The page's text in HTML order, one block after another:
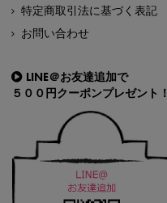
特定商取引法に基づく表記
お問い合わせ
LINE＠お友達追加で
５００円クーポンプレゼント！